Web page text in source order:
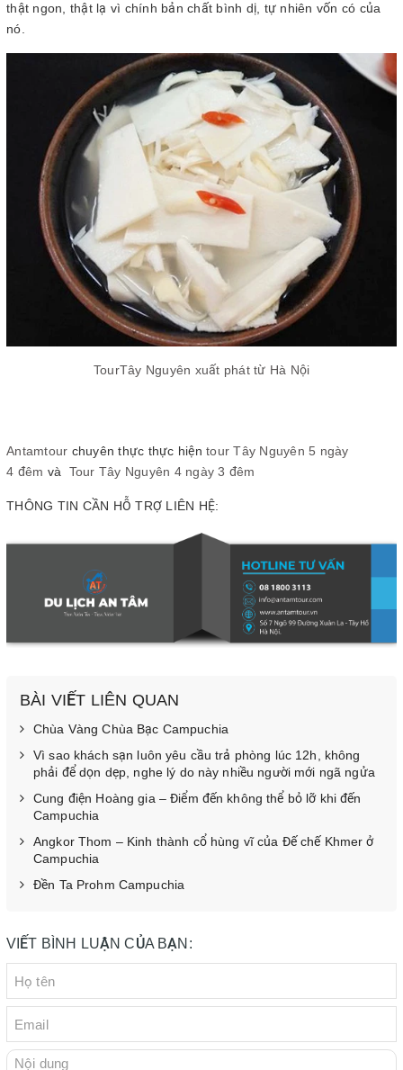
thật ngon, thật lạ vì chính bản chất bình dị, tự nhiên vốn có của
nó.
TourTây Nguyên xuất phát từ Hà Nội
Antamtour chuyên thực thực hiện tour Tây Nguyên 5 ngày
4 đêm và Tour Tây Nguyên 4 ngày 3 đêm
THÔNG TIN CẦN HỖ TRỢ LIÊN HỆ:
BÀI VIẾT LIÊN QUAN
Chùa Vàng Chùa Bạc Campuchia
Vì sao khách sạn luôn yêu cầu trả phòng lúc 12h, không
phải để dọn dẹp, nghe lý do này nhiều người mới ngã ngửa
Cung điện Hoàng gia – Điểm đến không thể bỏ lỡ khi đến
Campuchia
Angkor Thom – Kinh thành cổ hùng vĩ của Đế chế Khmer ở
Campuchia
Đền Ta Prohm Campuchia
VIẾT BÌNH LUẬN CỦA BẠN: